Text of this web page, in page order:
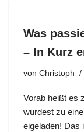
Was
– In Kurz
von Christoph
Vorab heißt es
wurdest zu
eigeladen! Das